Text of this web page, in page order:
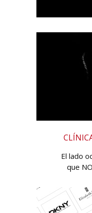
El lado
que